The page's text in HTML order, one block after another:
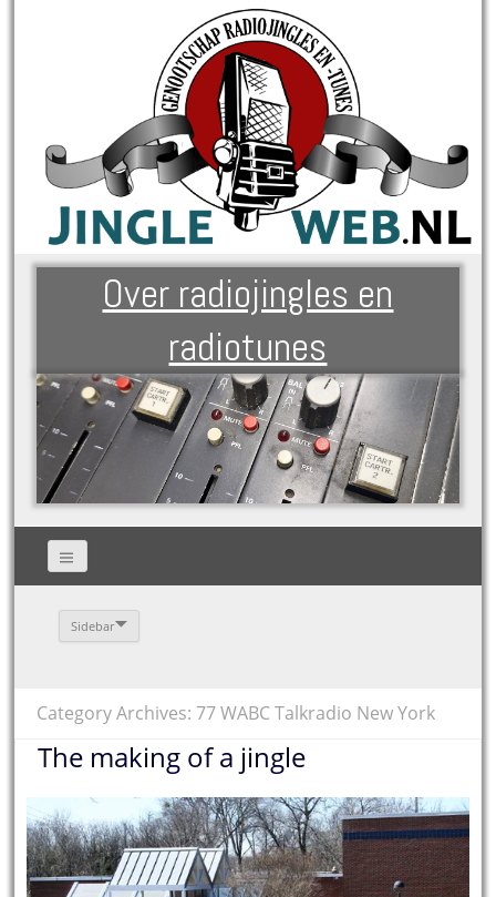
Over radiojingles en
radiotunes
Sidebar
Category Archives: 77 WABC Talkradio New York
The making of a jingle